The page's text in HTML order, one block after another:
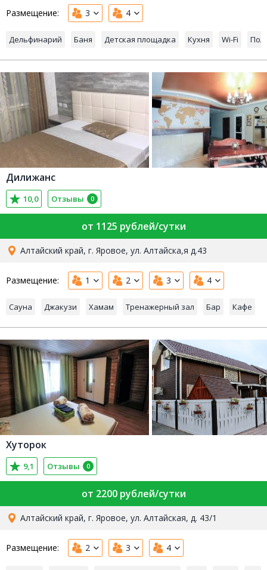
Размещение: 3 4
Дельфинарий Баня Детская площадка Кухня Wi-Fi
Дилижанс
10,0 Отзывы 0
от 1125 рублей/сутки
Алтайский край, г. Яровое, ул. Алтайска,я д.43
Размещение: 1 2 3 4
Сауна Джакузи Хамам Тренажерный зал Бар Кафе
Хуторок
9,1 Отзывы 0
от 2200 рублей/сутки
Алтайский край, г. Яровое, ул. Алтайская, д. 43/1
Размещение: 2 3 4